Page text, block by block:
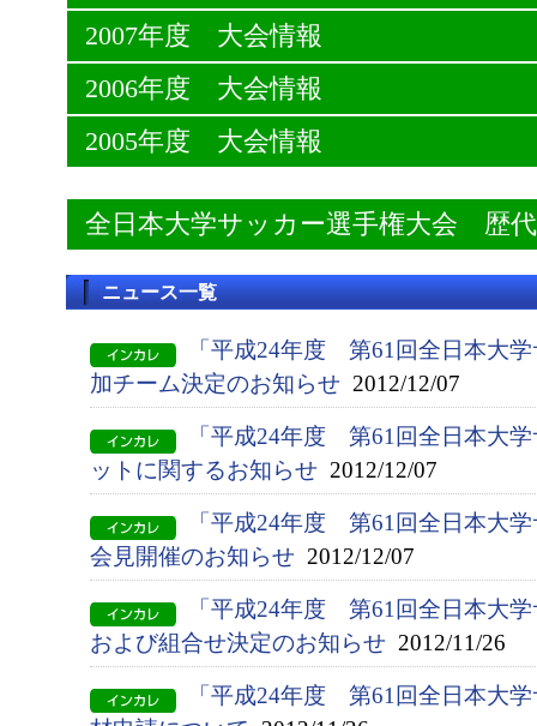
2007年度 大会情報
2006年度 大会情報
2005年度 大会情報
全日本大学サッカー選手権大会 歴
ニュース一覧
「平成24年度 第61回全日本大
加チーム決定のお知らせ 2012/12/07
「平成24年度 第61回全日本大
ットに関するお知らせ 2012/12/07
「平成24年度 第61回全日本大
会見開催のお知らせ 2012/12/07
「平成24年度 第61回全日本大
および組合せ決定のお知らせ 2012/11/26
「平成24年度 第61回全日本大